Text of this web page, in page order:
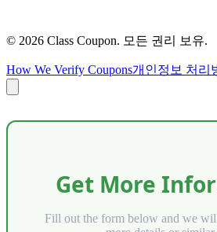
© 2026 Class Coupon. 모든 권리 보유.
How We Verify Coupons개인정보 처리
Get More
Fill out the form below and we